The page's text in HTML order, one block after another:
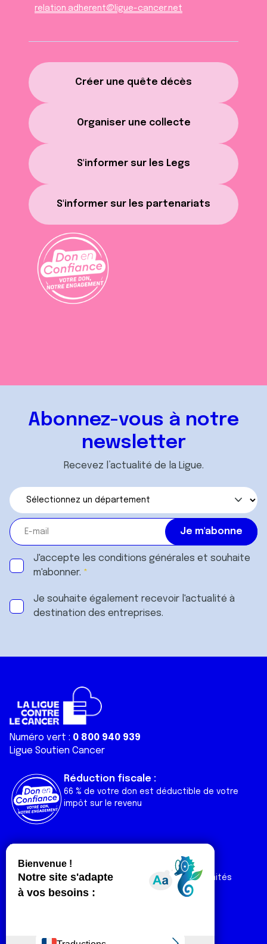
Créer une quête décès
Organiser une collecte
S'informer sur les Legs
S'informer sur les partenariats
relation.adherent@ligue-cancer.net
Abonnez-vous à notre
newsletter
Recevez l’actualité de la Ligue.
J'accepte les conditions générales et souhaite
m'abonner.
Je souhaite également recevoir l'actualité à
destination des entreprises.
Numéro vert : 0 800 940 939
Ligue Soutien Cancer
Réduction fiscale :
66 % de votre don est déductible de votre
impôt sur le revenu
Liens utiles
Nos actualités
Nos publications
Contact
Espace Ligue & comités
Espace chercheur